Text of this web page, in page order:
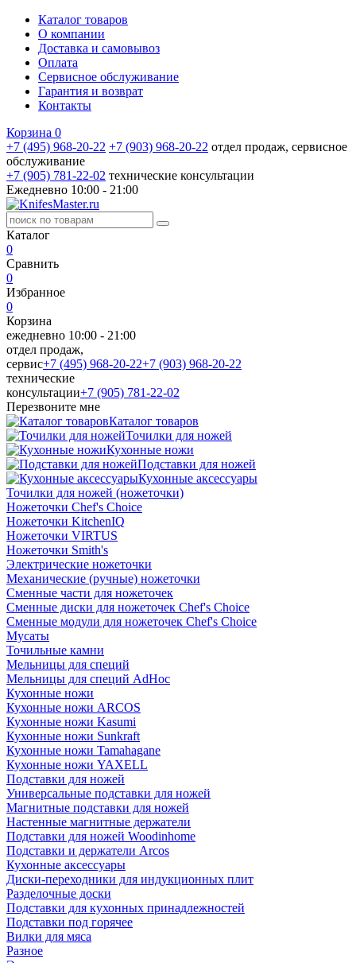
Каталог товаров
О компании
Доставка и самовывоз
Оплата
Сервисное обслуживание
Гарантия и возврат
Контакты
Корзина 0
+7 (495) 968-20-22 +7 (903) 968-20-22 отдел продаж, сервисное
обслуживание
+7 (905) 781‑22‑02 технические консультации
Ежедневно 10:00 - 21:00
Каталог
0
Сравнить
0
Избранное
0
Корзина
ежедневно 10:00 - 21:00
отдел продаж,
сервис+7 (495) 968-20-22+7 (903) 968-20-22
технические
консультации+7 (905) 781‑22‑02
Перезвоните мне
Каталог товаров
Точилки для ножей
Кухонные ножи
Подставки для ножей
Кухонные аксессуары
Точилки для ножей (ножеточки)
Ножеточки Chef's Choice
Ножеточки KitchenIQ
Ножеточки VIRTUS
Ножеточки Smith's
Электрические ножеточки
Механические (ручные) ножеточки
Сменные части для ножеточек
Сменные диски для ножеточек Chef's Choice
Сменные модули для ножеточек Chef's Choice
Мусаты
Точильные камни
Мельницы для специй
Мельницы для специй AdHoc
Кухонные ножи
Кухонные ножи ARCOS
Кухонные ножи Kasumi
Кухонные ножи Sunkraft
Кухонные ножи Tamahagane
Кухонные ножи YAXELL
Подставки для ножей
Универсальные подставки для ножей
Магнитные подставки для ножей
Настенные магнитные держатели
Подставки для ножей Woodinhome
Подставки и держатели Arcos
Кухонные аксессуары
Диски-переходники для индукционных плит
Разделочные доски
Подставки для кухонных принадлежностей
Подставки под горячее
Вилки для мяса
Разное